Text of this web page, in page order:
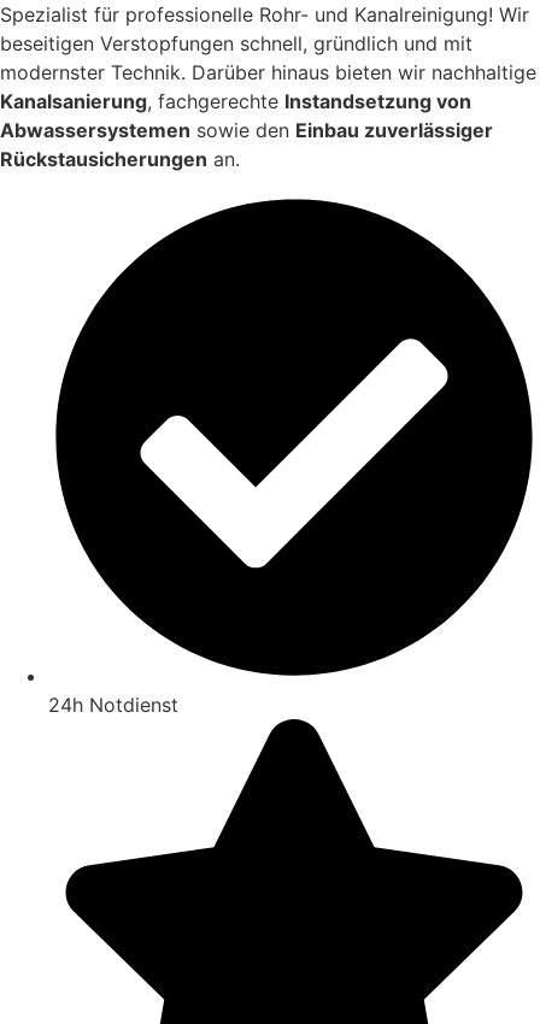
Spezialist für professionelle Rohr- und Kanalreinigung! Wir
beseitigen Verstopfungen schnell, gründlich und mit
modernster Technik. Darüber hinaus bieten wir nachhaltige
Kanalsanierung, fachgerechte Instandsetzung von
Abwassersystemen sowie den Einbau zuverlässiger
Rückstausicherungen an.
24h Notdienst